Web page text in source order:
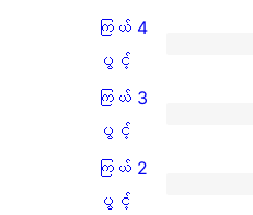
5
ပွင့်
အဆင့်
သုံးသပ်
ကြယ်
4
ပွင့်
အဆင့်
သုံးသပ်
ကြယ် 4
ပွင့်
ကြယ်
3
ပွင့်
ကြယ် 3
ပွင့်
ကြယ်
ကြယ် 2
ပွင့်